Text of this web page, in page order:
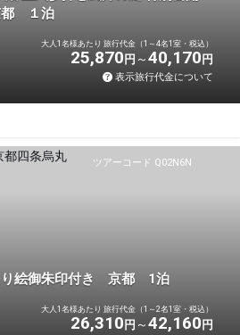
都 １泊
大人1名様あたり 旅行代金（1～4名1室・税込）
25,870 円 40,170 円
表示旅行代金について
ツアーコード Q02N6N
り絵御朱印付き 京都 1泊
大人1名様あたり 旅行代金（1～2名1室・税込）
26,310 円 42,160 円